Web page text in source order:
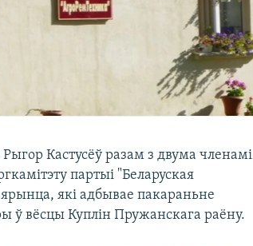
Кастусёў разам з двума членамі
партыі "Беларуская
які адбывае пакараньне
ў вёсцы Куплін Пружанскага раёну.